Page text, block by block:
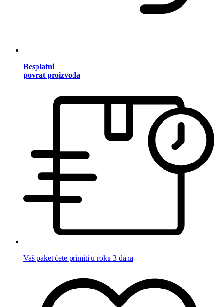
Besplatni
povrat proizvoda
Vaš paket ćete primiti u roku 3 dana